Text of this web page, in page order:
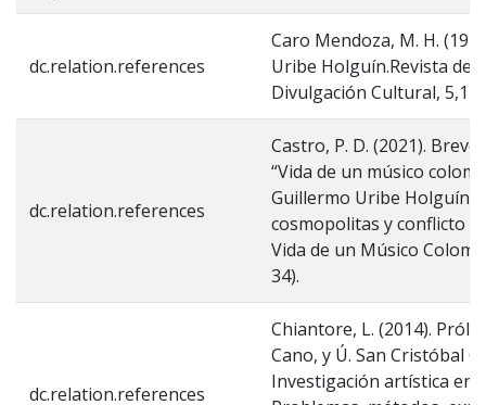
dc.relation.references
Caro Mendoza, M. H.
Uribe Holguín.Revista de
Divulgación Cultural,
dc.relation.references
Castro, P. D. (2021).
“Vida de un músico
Guillermo Uribe Holguín:
cosmopolitas y conflicto
Vida de un Músico
34).
dc.relation.references
Chiantore, L. (2014).
Cano, y Ú. San Cristóbal
Investigación artística en